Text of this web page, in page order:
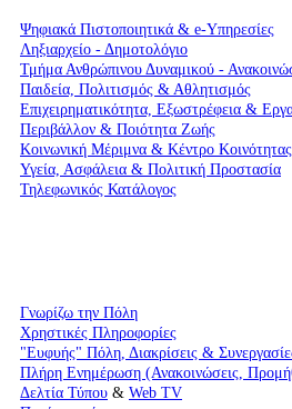
Ψηφιακά Πιστοποιητικά & e-Υπηρεσίες
Ληξιαρχείο - Δημοτολόγιο
Τμήμα Ανθρώπινου Δυναμικού -
Παιδεία, Πολιτισμός & Αθλητισμός
Επιχειρηματικότητα, Εξωστρέφεια &
Περιβάλλον & Ποιότητα Ζωής
Kοινωνική Μέριμνα & Κέντρο Κοινότητας
Υγεία, Ασφάλεια & Πολιτική Προστασία
Τηλεφωνικός Κατάλογος
Γνωρίζω την Πόλη
Χρηστικές Πληροφορίες
"Ευφυής" Πόλη, Διακρίσεις &
Πλήρη Ενημέρωση (Ανακοινώσεις,
Δελτία Τύπου & Web TV